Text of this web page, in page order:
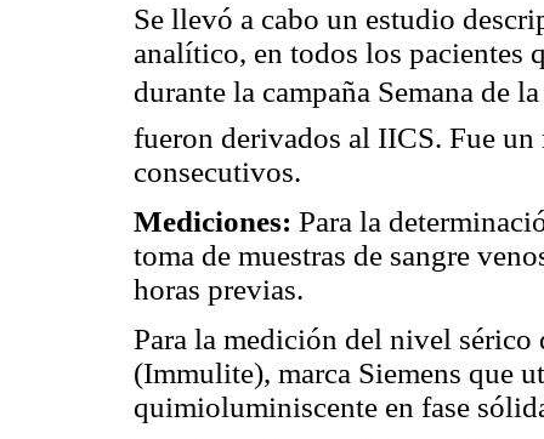
Se llevó a cabo un estudio
analítico, en todos los
durante la campaña Semana de
fueron derivados al IICS. Fue
consecutivos.
Mediciones: Para la
toma de muestras de sangre
horas previas.
Para la medición del nivel
(Immulite), marca Siemens que
quimioluminiscente en fase